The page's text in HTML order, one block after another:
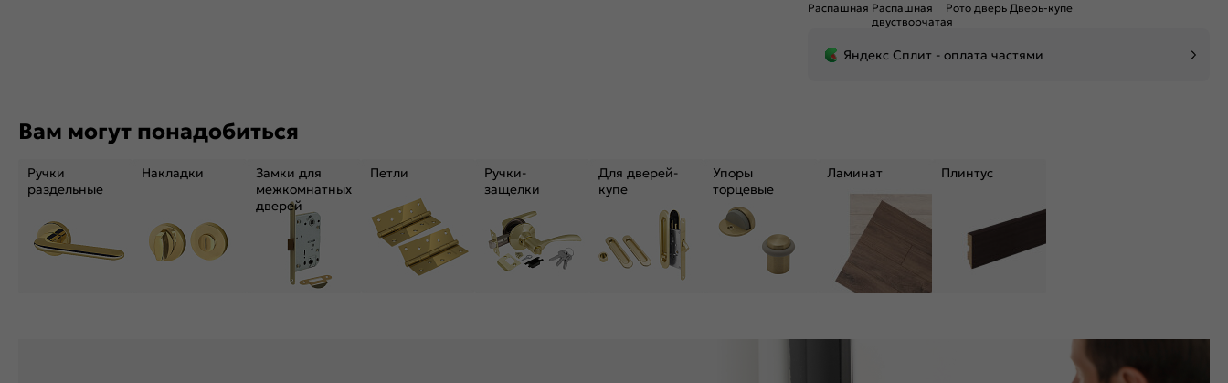
Распашная Распашная
двустворчатая
Рото дверь Дверь-купе
Яндекс Сплит - оплата частями
Вам могут понадобиться
Ручки
раздельные
Накладки
Замки для
межкомнатных
дверей
Петли
Ручки-
защелки
Для дверей-
купе
Упоры
торцевые
Ламинат Плинтус